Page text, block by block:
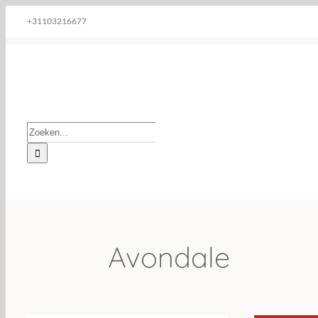
+31103216677
Zoeken
naar:
Avondale